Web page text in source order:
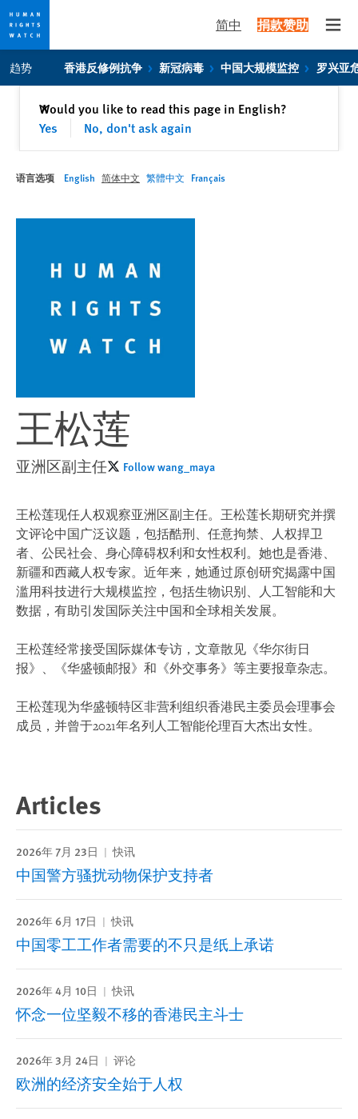
Skip
to
privacy
Skip
to
content
简中 捐款赞助
趋势 香港反修例抗争 新冠病毒 中国大规模监控 罗兴亚
Would you like to read this page in English?
Yes
No, don't ask again
✕关闭
语言选项 English 简体中文 繁體中文 Français
王松莲
亚洲区副主任 Follow wang_maya
王松莲现任人权观察亚洲区副主任。王松莲长期研究并撰
文评论中国广泛议题，包括酷刑、任意拘禁、人权捍卫
者、公民社会、身心障碍权利和女性权利。她也是香港、
新疆和西藏人权专家。近年来，她通过原创研究揭露中国
滥用科技进行大规模监控，包括生物识别、人工智能和大
数据，有助引发国际关注中国和全球相关发展。
王松莲经常接受国际媒体专访，文章散见《华尔街日
报》、《华盛顿邮报》和《外交事务》等主要报章杂志。
王松莲现为华盛顿特区非营利组织香港民主委员会理事会
成员，并曾于2021年名列人工智能伦理百大杰出女性。
Articles
2026年 7月 23日 快讯
中国警方骚扰动物保护支持者
2026年 6月 17日 快讯
中国零工工作者需要的不只是纸上承诺
2026年 4月 10日 快讯
怀念一位坚毅不移的香港民主斗士
2026年 3月 24日 评论
欧洲的经济安全始于人权